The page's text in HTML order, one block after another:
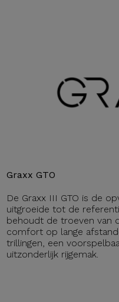
Graxx GTO
De Graxx III GTO is de
uitgroeide tot de
behoudt de troeven van
comfort op lange
trillingen, een
uitzonderlijk rijgemak.